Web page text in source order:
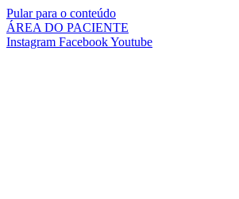
Pular para o conteúdo
ÁREA DO PACIENTE
Instagram FacebookYoutube